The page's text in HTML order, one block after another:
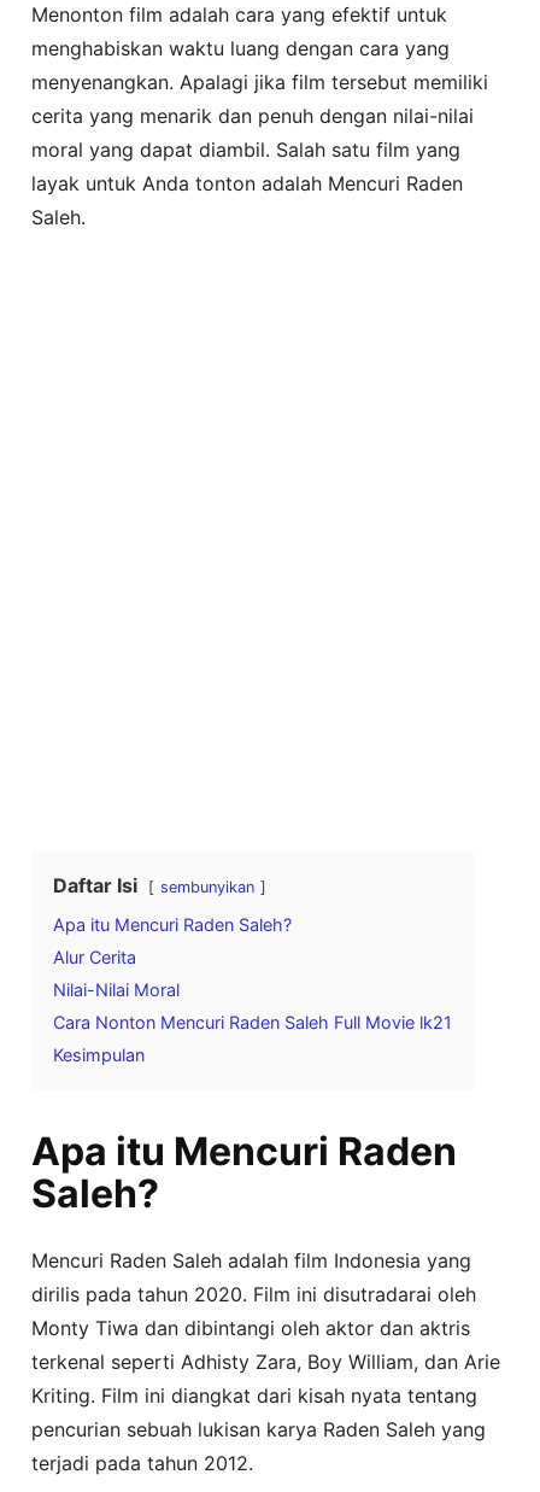
Menonton film adalah cara yang efektif untuk
menghabiskan waktu luang dengan cara yang
menyenangkan. Apalagi jika film tersebut memiliki
cerita yang menarik dan penuh dengan nilai-nilai
moral yang dapat diambil. Salah satu film yang
layak untuk Anda tonton adalah Mencuri Raden
Saleh.
Daftar Isi sembunyikan
Apa itu Mencuri Raden Saleh?
Alur Cerita
Nilai-Nilai Moral
Cara Nonton Mencuri Raden Saleh Full Movie lk21
Kesimpulan
Apa itu Mencuri Raden
Saleh?
Mencuri Raden Saleh adalah film Indonesia yang
dirilis pada tahun 2020. Film ini disutradarai oleh
Monty Tiwa dan dibintangi oleh aktor dan aktris
terkenal seperti Adhisty Zara, Boy William, dan Arie
Kriting. Film ini diangkat dari kisah nyata tentang
pencurian sebuah lukisan karya Raden Saleh yang
terjadi pada tahun 2012.